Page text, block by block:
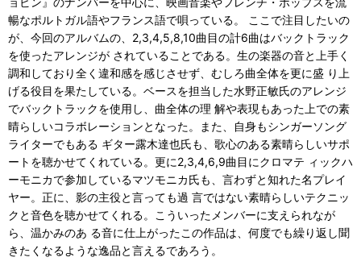
暢なポルトガル語やフランス語で唄っている。 ここで注目したいの
が、今回のアルバムの、2,3,4,5,8,10曲目の計6曲はバックトラック
を使ったアレンジが されていることである。生の楽器の音と上手く
調和しており全く違和感を感じさせず、むしろ曲全体を更に盛 り上
げる役目を果たしている。ベースを担当した水野正敏氏のアレンジ
でバックトラックを使用し、曲全体の理 解や表現もあった上での素
晴らしいコラボレーションとなった。また、自身もシンガーソング
ライターでもある ギター露木達也氏も、歌心のある素晴らしいサポ
ートを聴かせてくれている。更に2,3,4,6,9曲目にクロマテ ィックハ
ーモニカで参加しているマツモニカ氏も、言わずと知れた名プレイ
ヤー。正に、影の主役と言っても過 言ではない素晴らしいテクニッ
クと音色を聴かせてくれる。こういったメンバーに支えられなが
ら、温かみのあ る音に仕上がったこの作品は、何度でも繰り返し聞
きたくなるような逸品と言えるであろう。